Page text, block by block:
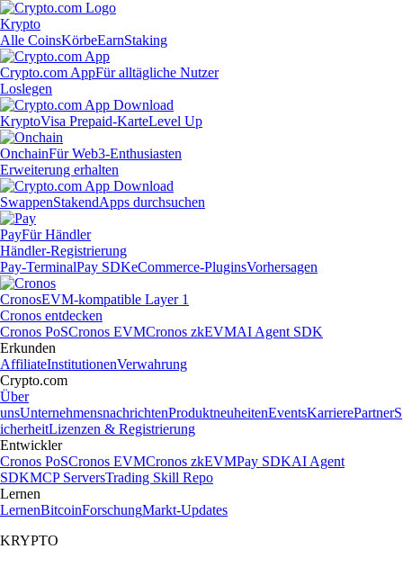
Krypto
Alle CoinsKörbeEarnStaking
Crypto.com AppFür alltägliche Nutzer
Loslegen
KryptoVisa Prepaid-KarteLevel Up
OnchainFür Web3-Enthusiasten
Erweiterung erhalten
SwappenStakendApps durchsuchen
PayFür Händler
Händler-Registrierung
Pay-TerminalPay SDKeCommerce-PluginsVorhersagen
CronosEVM-kompatible Layer 1
Cronos entdecken
Cronos PoSCronos EVMCronos zkEVMAI Agent SDK
Erkunden
AffiliateInstitutionenVerwahrung
Crypto.com
Über
unsUnternehmensnachrichtenProduktneuheitenEventsKarrierePartnerS
icherheitLizenzen & Registrierung
Entwickler
Cronos PoSCronos EVMCronos zkEVMPay SDKAI Agent
SDKMCP ServersTrading Skill Repo
Lernen
LernenBitcoinForschungMarkt-Updates
KRYPTO